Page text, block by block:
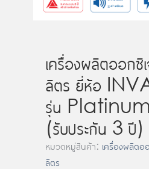
เครื่องผลิตออก
ลิตร ยี่ห้อ
รุ่น
(รับประกัน 3 ปี)
หมวดหมู่สินค้า: เครื่องผลิต
ลิตร